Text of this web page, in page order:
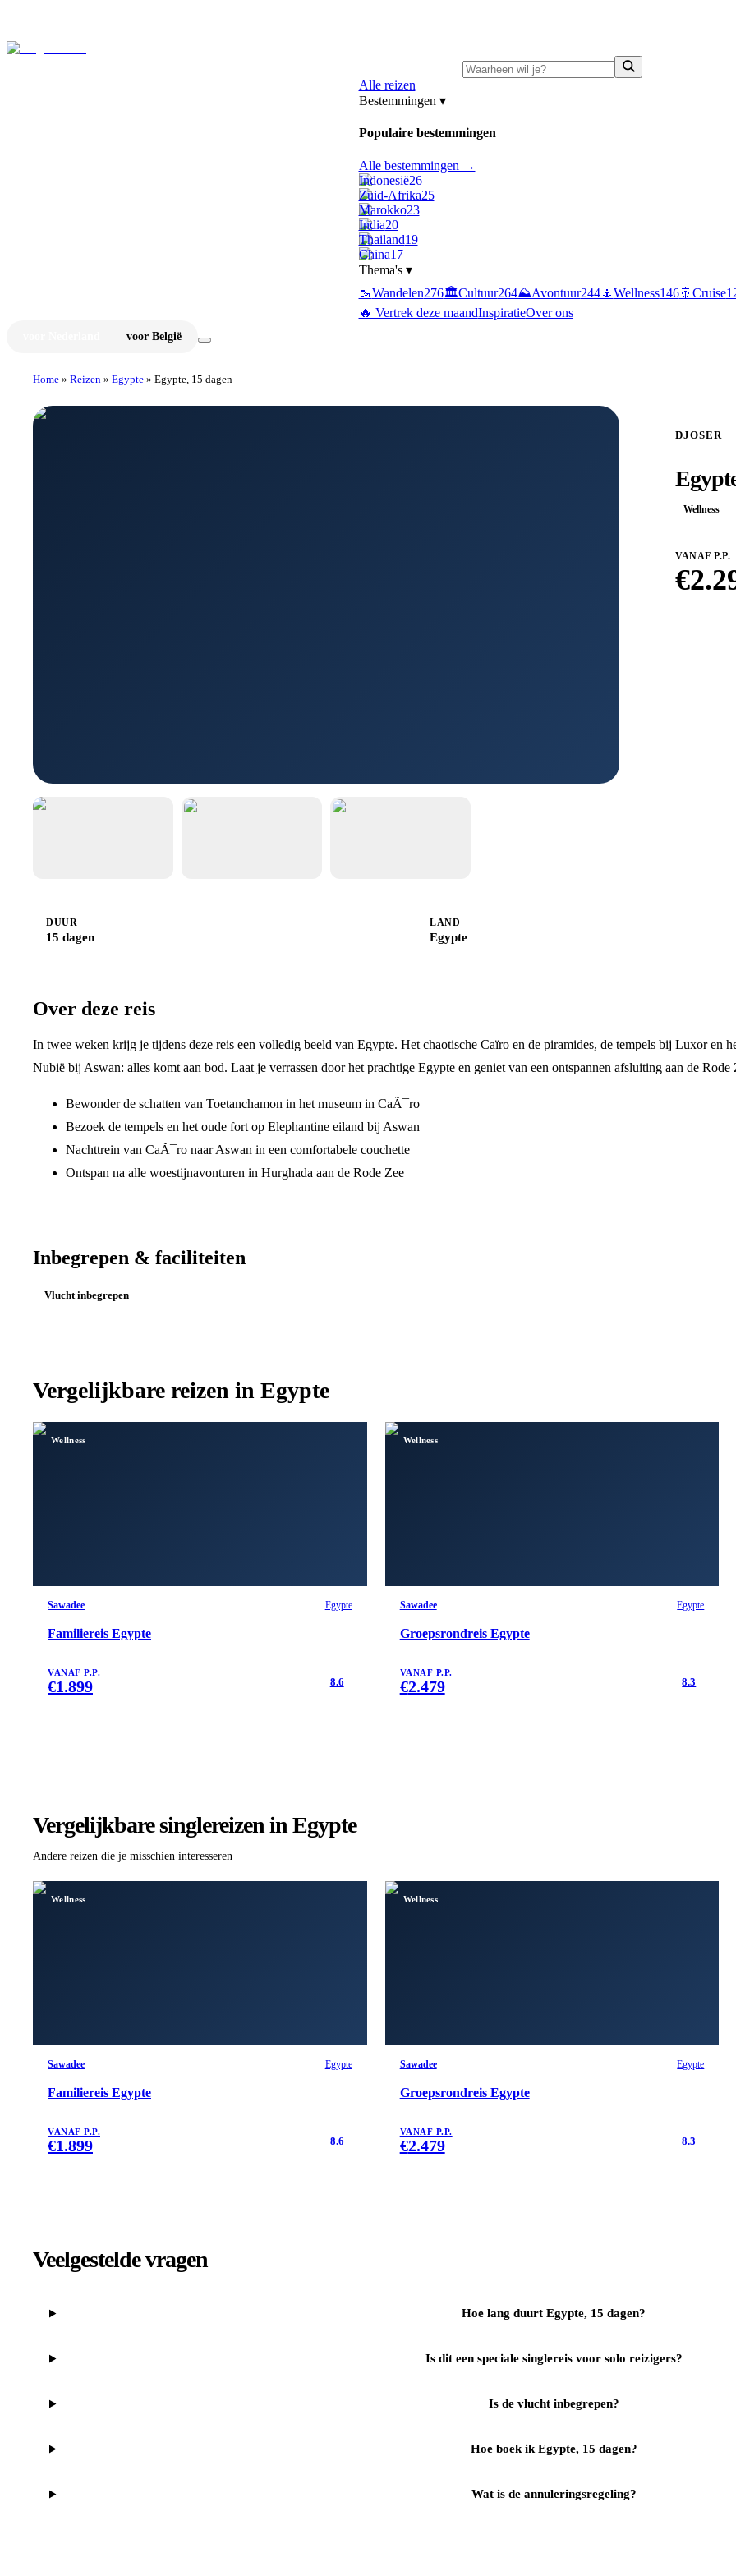
Alle reizen
Bestemmingen ▾
Populaire bestemmingen
Alle bestemmingen →
Indonesië26
Zuid-Afrika25
Marokko23
India20
Thailand19
China17
Thema's ▾
🥾Wandelen276🏛️Cultuur264⛰️Avontuur244🧘Wellness146🚢 Cruise
🔥 Vertrek deze maandInspiratieOver ons
voor België
Home » Reizen » Egypte » Egypte, 15 dagen
DJOSER
Wellness
VANAF P.P.
€
DUUR
15 dagen
LAND
Egypte
Over deze reis
In twee weken krijg je tijdens deze reis een volledig beeld van Egypte. Het chaotische Caïro en de piramides, de tempels bij Luxor en
Nubië bij Aswan: alles komt aan bod. Laat je verrassen door het prachtige Egypte en geniet van een ontspannen afsluiting aan de Rode
Bewonder de schatten van Toetanchamon in het museum in CaÃ¯ro
Bezoek de tempels en het oude fort op Elephantine eiland bij Aswan
Nachttrein van CaÃ¯ro naar Aswan in een comfortabele couchette
Ontspan na alle woestijnavonturen in Hurghada aan de Rode Zee
Inbegrepen & faciliteiten
Vlucht inbegrepen
Vergelijkbare reizen in Egypte
Wellness
Sawadee Egypte
Familiereis Egypte
VANAF P.P.
€1.899 8.6
Wellness
Sawadee Egypte
Groepsrondreis Egypte
VANAF P.P.
€2.479 8.3
Vergelijkbare singlereizen in Egypte
Andere reizen die je misschien interesseren
Wellness
Sawadee Egypte
Familiereis Egypte
VANAF P.P.
€1.899 8.6
Wellness
Sawadee Egypte
Groepsrondreis Egypte
VANAF P.P.
€2.479 8.3
Veelgestelde vragen
Hoe lang duurt Egypte, 15 dagen?
Is dit een speciale singlereis voor solo reizigers?
Is de vlucht inbegrepen?
Hoe boek ik Egypte, 15 dagen?
Wat is de annuleringsregeling?